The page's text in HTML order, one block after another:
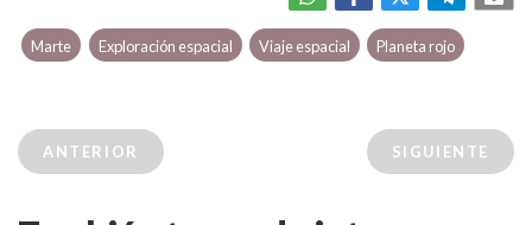
Marte Exploración espacial Viaje espacial Planeta rojo
ANTERIOR SIGUIENTE